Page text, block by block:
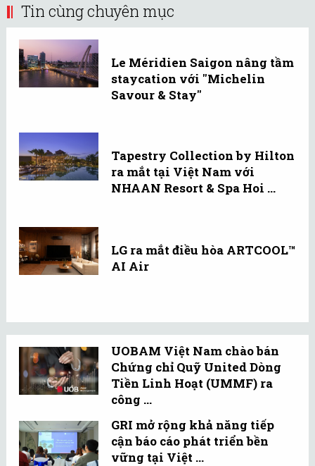
Tin cùng chuyên mục
Le Méridien Saigon nâng tầm
staycation với "Michelin
Savour & Stay"
Tapestry Collection by Hilton
ra mắt tại Việt Nam với
NHAAN Resort & Spa Hoi ...
LG ra mắt điều hòa ARTCOOL™
AI Air
UOBAM Việt Nam chào bán
Chứng chỉ Quỹ United Dòng
Tiền Linh Hoạt (UMMF) ra
công ...
GRI mở rộng khả năng tiếp
cận báo cáo phát triển bền
vững tại Việt ...